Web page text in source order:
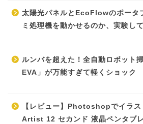
太陽光パネルとEcoFlowのポータ
ミ処理機を動かせるのか、実験し
ルンバを超えた！全自動ロボット
EVA」が万能すぎて軽くショック
【レビュー】Photoshopでイラス
Artist 12 セカンド 液晶ペンタブ